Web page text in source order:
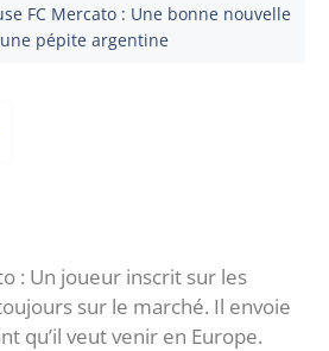
FC Mercato : Une bonne nouvelle
pépite argentine
: Un joueur inscrit sur les
sur le marché. Il envoie
qu’il veut venir en Europe.